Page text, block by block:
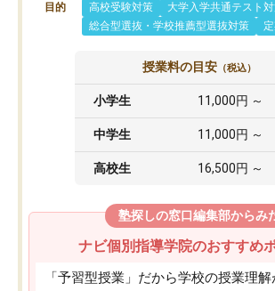
目的 高校受験対策
大学入学共通テスト
総合型選抜・学校推薦型選抜対策
授業料の目安 （税込）
小学生 11,000円 ～
中学生 11,000円 ～
高校生 16,500円 ～
塾探しの窓口編集部からみ
ナビ個別指導学院のおすすめ
「予習型授業」だから学校の授業理解